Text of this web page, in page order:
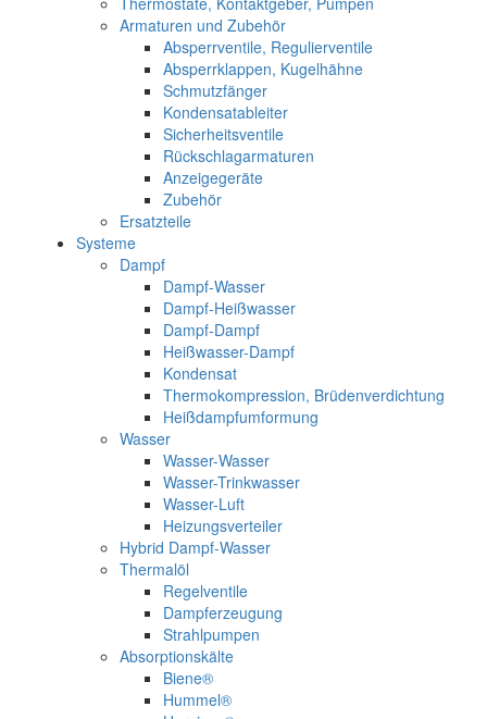
Armaturen und Zubehör
Absperrventile, Regulierventile
Absperrklappen, Kugelhähne
Schmutzfänger
Kondensatableiter
Sicherheitsventile
Rückschlagarmaturen
Anzeigegeräte
Zubehör
Ersatzteile
Systeme
Dampf
Dampf-Wasser
Dampf-Heißwasser
Dampf-Dampf
Heißwasser-Dampf
Kondensat
Thermokompression, Brüdenverdichtung
Heißdampfumformung
Wasser
Wasser-Wasser
Wasser-Trinkwasser
Wasser-Luft
Heizungsverteiler
Hybrid Dampf-Wasser
Thermalöl
Regelventile
Dampferzeugung
Strahlpumpen
Absorptionskälte
Biene®
Hummel®